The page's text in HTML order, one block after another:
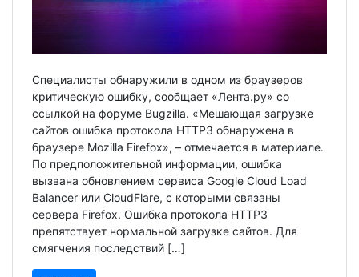
Специалисты обнаружили в одном из браузеров
критическую ошибку, сообщает «Лента.ру» со
ссылкой на форуме Bugzilla. «Мешающая загрузке
сайтов ошибка протокола HTTP3 обнаружена в
браузере Mozilla Firefox», – отмечается в материале.
По предположительной информации, ошибка
вызвана обновлением сервиса Google Cloud Load
Balancer или CloudFlare, с которыми связаны
сервера Firefox. Ошибка протокола HTTP3
препятствует нормальной загрузке сайтов. Для
смягчения последствий […]